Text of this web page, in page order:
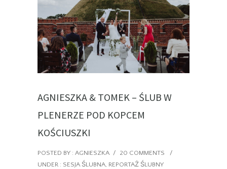
AGNIESZKA & TOMEK – ŚLUB W
PLENERZE POD KOPCEM
KOŚCIUSZKI
POSTED BY : AGNIESZKA / 20 COMMENTS
/
UNDER : SESJA ŚLUBNA, REPORTAŻ ŚLUBNY